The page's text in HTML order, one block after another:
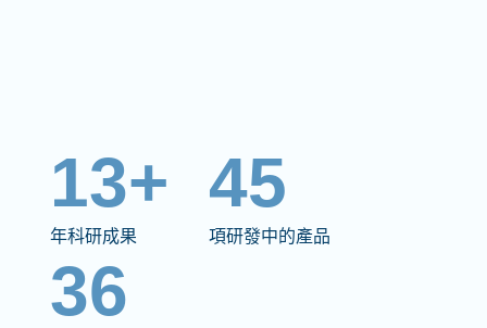
13+
年科研成果
45
項研發中的產品
36